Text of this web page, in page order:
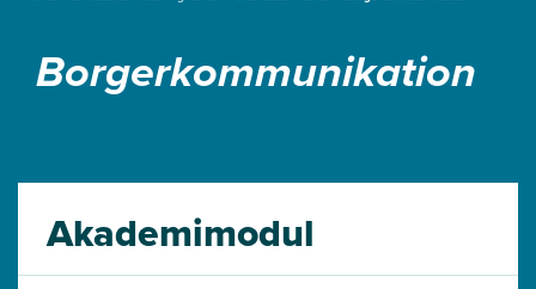
Borgerkommunikation
Akademimodul